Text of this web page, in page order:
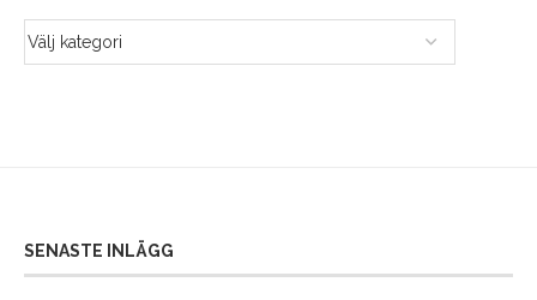
SENASTE INLÄGG